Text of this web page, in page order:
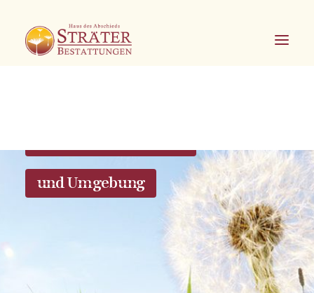
und Umgebung